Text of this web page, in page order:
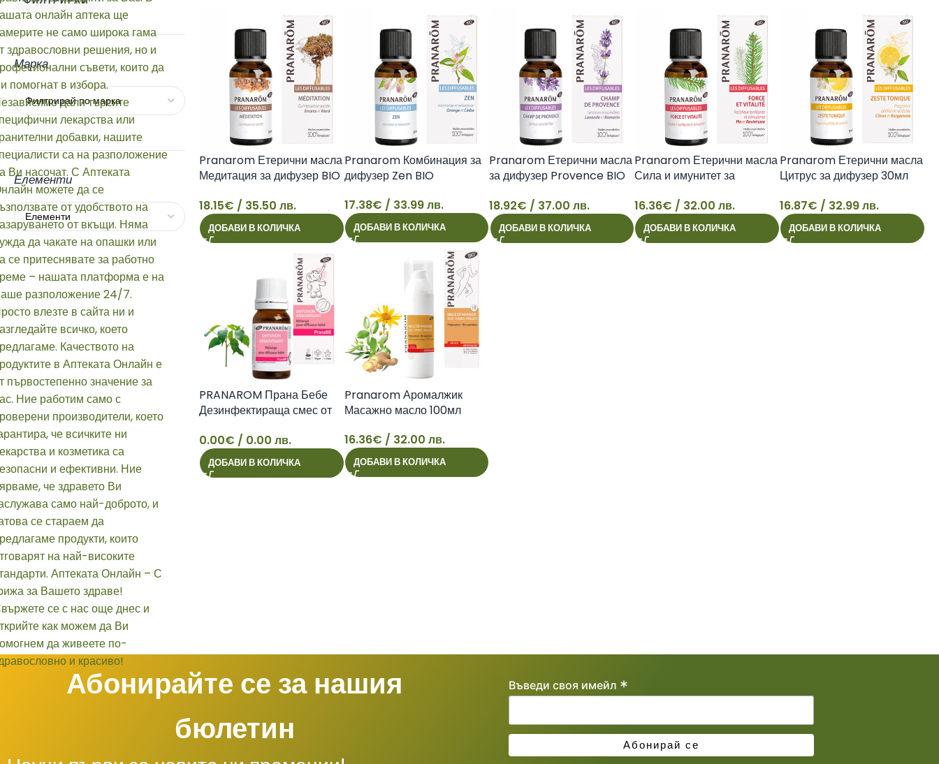
Марка
Елементи
Pranarom Етерични масла
Медитация за дифузер BIO
18.15€ / 35.50 лв.
ДОБАВИ В КОЛИЧКА
Pranarom Комбинация за
дифузер Zen BIO
17.38€ / 33.99 лв.
ДОБАВИ В КОЛИЧКА
Pranarom Етерични масла
за дифузер Provence BIO
18.92€ / 37.00 лв.
ДОБАВИ В КОЛИЧКА
Pranarom Етерични масла
Сила и имунитет за
16.36€ / 32.00 лв.
ДОБАВИ В КОЛИЧКА
Pranarom Етерични масла
Цитрус за дифузер 30мл
16.87€ / 32.99 лв.
ДОБАВИ В КОЛИЧКА
PRANAROM Прана Бебе
Дезинфектираща смес от
10мл
0.00€ / 0.00 лв.
ДОБАВИ В КОЛИЧКА
Pranarom Аромалжик
Масажно масло 100мл
16.36€ / 32.00 лв.
ДОБАВИ В КОЛИЧКА
Абонирайте се за нашия
бюлетин
Въведи своя имейл *